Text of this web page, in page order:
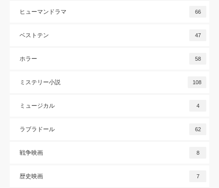
ヒューマンドラマ 66
ベストテン 47
ホラー 58
ミステリー小説 108
ミュージカル 4
ラブラドール 62
戦争映画 8
歴史映画 7